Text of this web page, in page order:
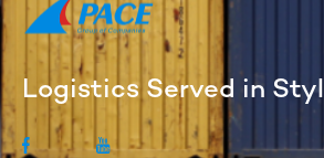
Logistics Served in